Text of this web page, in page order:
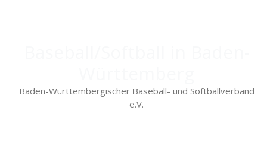
Baden-Württembergischer Baseball- und Softballverband
e.V.